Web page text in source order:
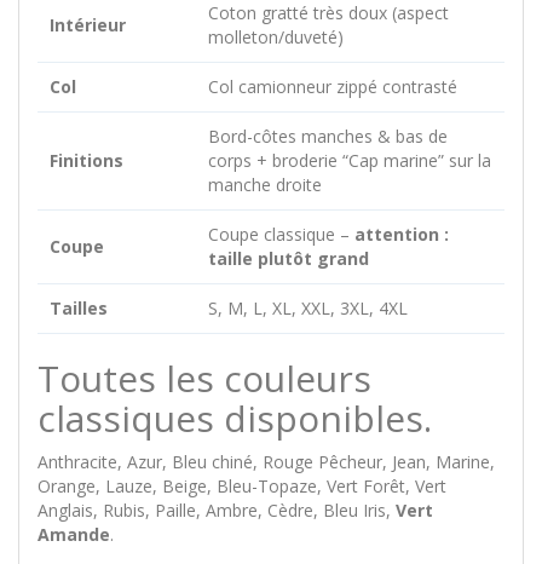
Intérieur
Coton gratté très doux (aspect
molleton/duveté)
Col Col camionneur zippé contrasté
Finitions
Bord-côtes manches & bas de
corps + broderie “Cap marine” sur la
manche droite
Coupe
Coupe classique – attention :
taille plutôt grand
Tailles S, M, L, XL, XXL, 3XL, 4XL
Toutes les couleurs
classiques disponibles.
Anthracite, Azur, Bleu chiné, Rouge Pêcheur, Jean, Marine,
Orange, Lauze, Beige, Bleu-Topaze, Vert Forêt, Vert
Anglais, Rubis, Paille, Ambre, Cèdre, Bleu Iris, Vert
Amande.